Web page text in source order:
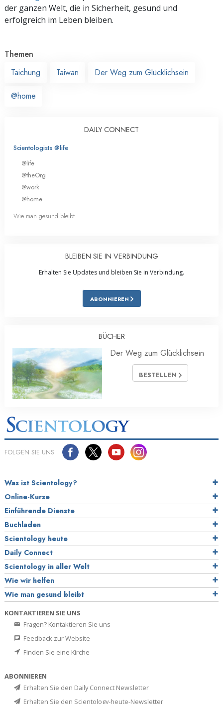
der ganzen Welt, die in Sicherheit, gesund und
erfolgreich im Leben bleiben.
Themen
Taichung
Taiwan Der Weg zum Glücklichsein
@home
DAILY CONNECT
Scientologists @life
@life
@theOrg
@work
@home
Wie man gesund bleibt
BLEIBEN SIE IN VERBINDUNG
Erhalten Sie Updates und bleiben Sie in Verbindung.
ABONNIEREN
BÜCHER
Der Weg zum Glücklichsein
BESTELLEN
FOLGEN SIE UNS
Was ist Scientology?
Online-Kurse
Einführende Dienste
Buchladen
Scientology heute
Daily Connect
Scientology in aller Welt
Wie wir helfen
Wie man gesund bleibt
KONTAKTIEREN SIE UNS
Fragen? Kontaktieren Sie uns
Feedback zur Website
Finden Sie eine Kirche
ABONNIEREN
Erhalten Sie den Daily Connect Newsletter
Erhalten Sie den Scientology-heute-Newsletter